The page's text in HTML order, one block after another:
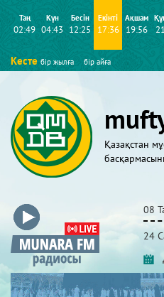
Таң
02:49
Күн
04:43
Бесін
12:25
Екінті
17:36
Ақшам
19:56
Кесте бір жылға бір айға
Қазақстан
08
24